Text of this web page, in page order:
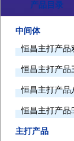
产品目录
中间体
恒昌主打产品
恒昌主打产品
恒昌主打产品
恒昌主打产品
主打产品